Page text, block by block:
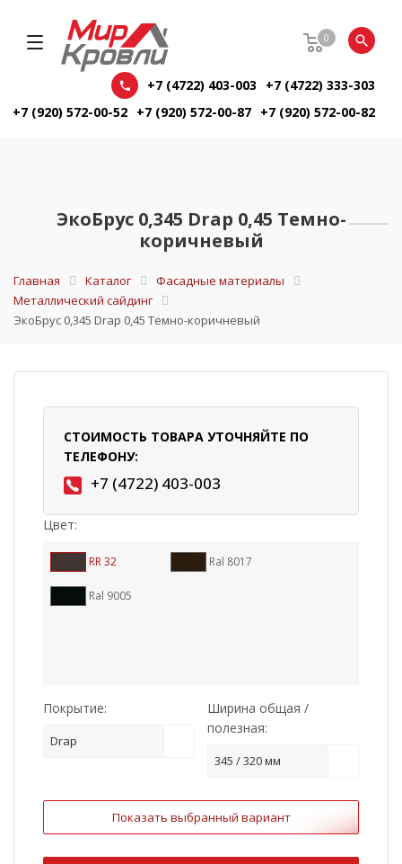
0
+7 (4722) 403-003
+7 (4722) 333-303
+7 (920) 572-00-52 +7 (920) 572-00-87 +7 (920) 572-00-82
ЭкоБрус 0,345 Drap 0,45 Темно-
коричневый
Главная Каталог
Фасадные материалы
Металлический сайдинг
ЭкоБрус 0,345 Drap 0,45 Темно-коричневый
СТОИМОСТЬ ТОВАРА УТОЧНЯЙТЕ ПО
ТЕЛЕФОНУ:
+7 (4722) 403-003
Цвет:
RR 32 Ral 8017
Ral 9005
Покрытие:
Drap
Ширина общая /
полезная:
345 / 320 мм
Показать выбранный вариант